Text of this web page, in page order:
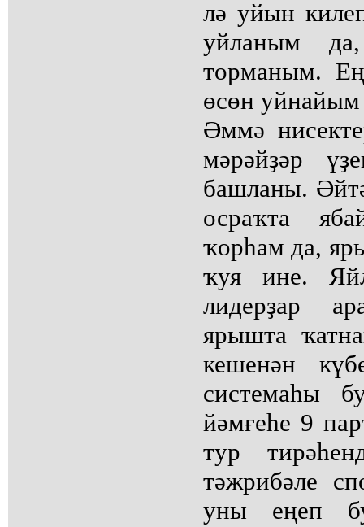
лә уйын
уйланым
торманым.
өсөн
Әммә
мәрәйҙәр
башланы.
осраҡта
ҡорһам да,
ҡуя ине.
лидерҙар
ярышта
кешенән
системаһы
йәмғеһе 9
тур
тәжрибәле
уны еңеп